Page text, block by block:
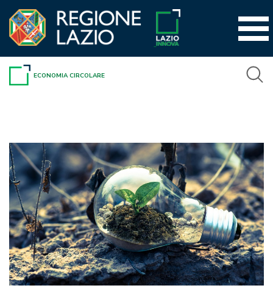
contenuto
ECONOMIA CIRCOLARE